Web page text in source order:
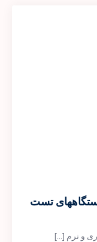
تست
و نرم […]